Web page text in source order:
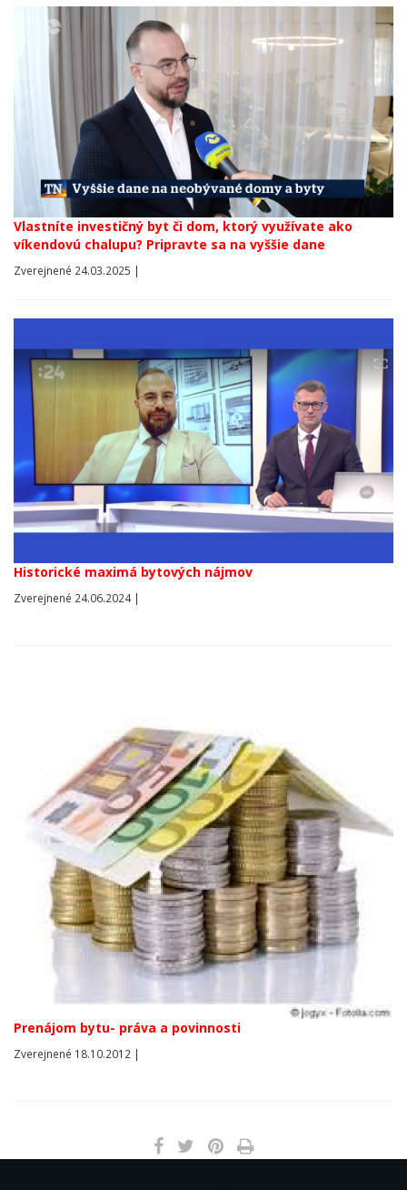
Vlastníte investičný byt či dom, ktorý využívate ako
víkendovú chalupu? Pripravte sa na vyššie dane
Zverejnené 24.03.2025 |
Historické maximá bytových nájmov
Zverejnené 24.06.2024 |
Prenájom bytu- práva a povinnosti
Zverejnené 18.10.2012 |